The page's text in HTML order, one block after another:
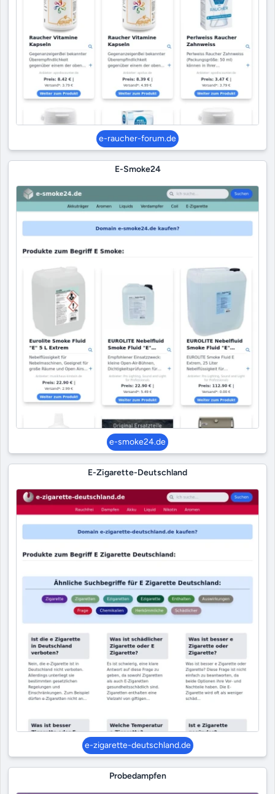
e-raucher-forum.de
E-Smoke24
e-smoke24.de
E-Zigarette-Deutschland
e-zigarette-deutschland.de
Probedampfen